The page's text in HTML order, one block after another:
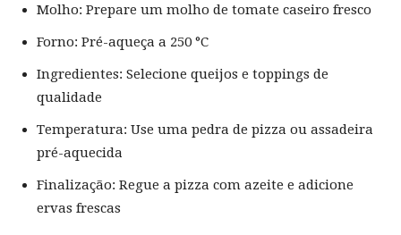
Molho: Prepare um molho de tomate caseiro fresco
Forno: Pré-aqueça a 250 °C
Ingredientes: Selecione queijos e toppings de
qualidade
Temperatura: Use uma pedra de pizza ou assadeira
pré-aquecida
Finalização: Regue a pizza com azeite e adicione
ervas frescas